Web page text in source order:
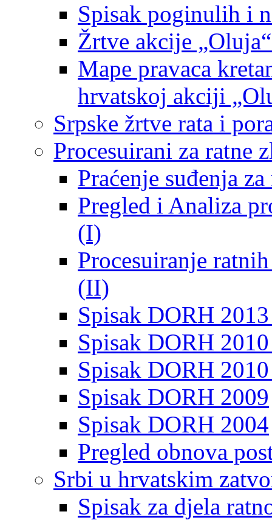
Spisak poginulih i
Žrtve akcije
Mape pravaca
hrvatskoj akciji
Srpske žrtve rata i
Procesuirani za ratne
Praćenje suđenja
Pregled i Analiza
(I)
Procesuiranje
(II)
Spisak DORH
Spisak DORH
Spisak DORH
Spisak DORH 2009
Spisak DORH 2004
Pregled obnova
Srbi u hrvatskim
Spisak za djela